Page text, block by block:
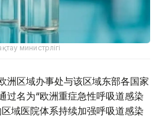
министрлігі
洲区域办事处与该区域东部各国家
过名为“欧洲重症急性呼吸道感染
域医院体系持续加强呼吸道感染